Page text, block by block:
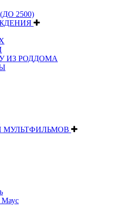
2500)
ИЗ РОДДОМА